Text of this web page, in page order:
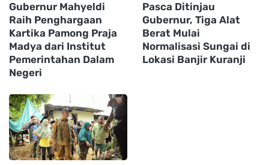
Gubernur Mahyeldi
Raih Penghargaan
Kartika Pamong Praja
Madya dari Institut
Pemerintahan Dalam
Negeri
Pasca Ditinjau
Gubernur, Tiga Alat
Berat Mulai
Normalisasi Sungai di
Lokasi Banjir Kuranji